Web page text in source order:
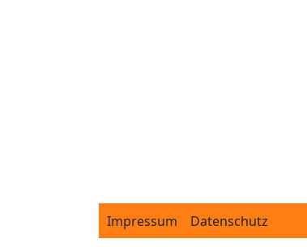
Footer
Impressum Datenschutz